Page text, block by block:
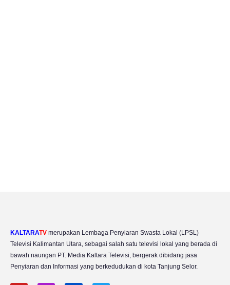
KALTARATV merupakan Lembaga Penyiaran Swasta Lokal (LPSL)
Televisi Kalimantan Utara, sebagai salah satu televisi lokal yang berada di
bawah naungan PT. Media Kaltara Televisi, bergerak dibidang jasa
Penyiaran dan Informasi yang berkedudukan di kota Tanjung Selor.